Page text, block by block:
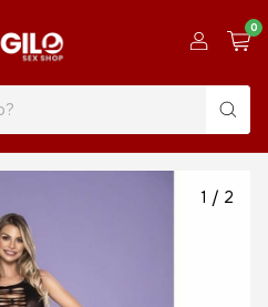
0
1 / 2